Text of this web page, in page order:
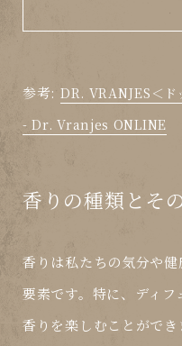
参考: DR. VRANJES＜ド
- Dr. Vranjes ONLINE
香りの種類とそ
香りは私たちの気分や
要素です。特に、ディ
香りを楽しむことがで